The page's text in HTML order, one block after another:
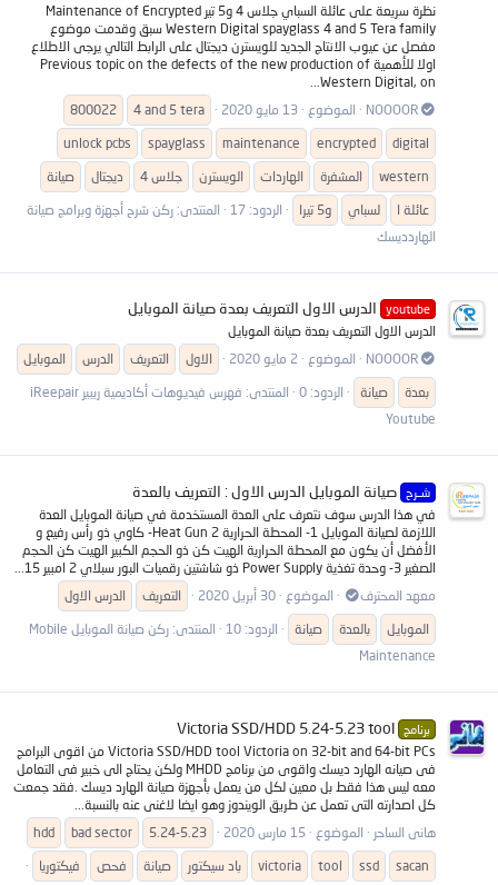
نظرة سريعة على عائلة السباي جلاس 4 و5 تير Maintenance of Encrypted
Western Digital spayglass 4 and 5 Tera family سبق وقدمت موضوع
مفصل عن عيوب الانتاج الجديد للويسترن ديجتال على الرابط التالي يرجى الاطلاع
اولا للأهمية Previous topic on the defects of the new production of
Western Digital, on...
NOOOOR
الموضوع 13 مايو 2020 4 and 5 tera
800022
digital
encrypted
maintenance
spayglass
unlock pcbs
western
المشفرة الهاردات الويسترن جلاس 4 ديجتال
صيانة
عائلة ا
لسباي و5 تيرا الردود: 17 المنتدى: ركن شرح أجهزة وبرامج صيانة
الهاردديسك
youtube الدرس الاول التعريف بعدة صيانة الموبايل
الدرس الاول التعريف بعدة صيانة الموبايل
NOOOOR
الموضوع 2 مايو 2020 الاول التعريف الدرس
الموبايل
بعدة
صيانة الردود: 0 المنتدى:
فهرس فيديوهات أكاديمية ريبير iReepair
Youtube
شــرح صيانة الموبايل الدرس الاول : التعريف بالعدة
في هذا الدرس سوف نتعرف على العدة المستخدمة في صيانة الموبايل العدة
اللازمة لصيانة الموبايل 1- المحطة الحرارية Heat Gun 2- كاوي ذو رأس رفيع و
الأفضل أن يكون مع المحطة الحرارية الهيت كن ذو الحجم الكبير الهيت كن الحجم
الصغير 3- وحدة تغذية Power Supply ذو شاشتين رقميات البور سبلاي 2 امبير 15...
معهد المحترف
الموضوع 30 أبريل 2020 التعريف
الدرس الاول
الموبايل
بالعدة صيانة الردود: 10 المنتدى:
ركن صيانة الموبايل Mobile
Maintenance
برنامج Victoria SSD/HDD 5.24-5.23 tool
Victoria SSD/HDD tool Victoria on 32-bit and 64-bit PCs من اقوى البرامج
فى صيانه الهارد ديسك واقوى من برنامج MHDD ولكن يحتاج الى خبير فى التعامل
معه ليس هذا فقط بل معين لكل من يعمل بأجهزة صيانة الهارد ديسك .فقد جمعت
كل اصدارته التى تعمل عن طريق الويندوز وهو ايضا لاغنى عنه بالنسبة...
هانى الساحر
الموضوع 15 مارس 2020 5.24-5.23
bad sector
hdd
sacan
ssd
tool
victoria باد سيكتور صيانة فحص
فيكتوريا